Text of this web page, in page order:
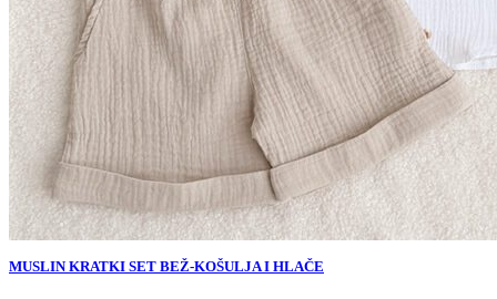
MUSLIN KRATKI SET BEŽ-KOŠULJA I HLAČE